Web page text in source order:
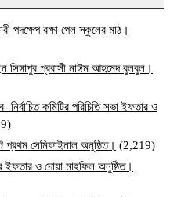
পদক্ষেপ রক্ষা পেল স্কুলের মাঠ।
সিঙ্গাপুর প্রবাসী নাঈম আহমেদ বুলবুল।
কমিটির পরিচিতি সভা ইফতার ও
প্রথম সেমিফাইনাল অনুষ্ঠিত। (2,219)
ইফতার ও দোয়া মাহফিল অনুষ্ঠিত।